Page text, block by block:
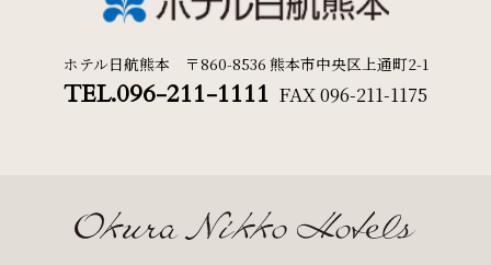
ホテル日航熊本 〒860-8536 熊本市中央区上通町2-1
TEL.096-211-1111 FAX096-211-1175